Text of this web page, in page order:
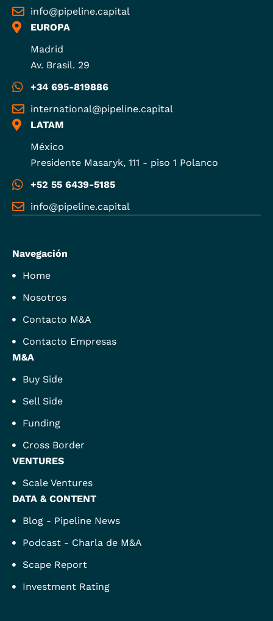
info@pipeline.capital
EUROPA
Madrid
Av. Brasil. 29
+34 695-819886
international@pipeline.capital
LATAM
México
Presidente Masaryk, 111 - piso 1 Polanco
+52 55 6439-5185
info@pipeline.capital
Navegación
Home
Nosotros
Contacto M&A
Contacto Empresas
M&A
Buy Side
Sell Side
Funding
Cross Border
VENTURES
Scale Ventures
DATA & CONTENT
Blog - Pipeline News
Podcast - Charla de M&A
Scape Report
Investment Rating